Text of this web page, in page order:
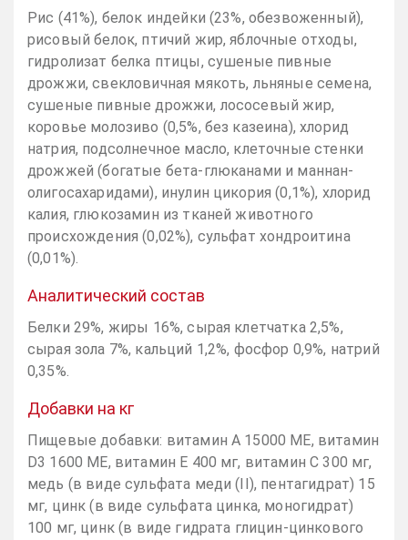
Рис (41%), белок индейки (23%, обезвоженный),
рисовый белок, птичий жир, яблочные отходы,
гидролизат белка птицы, сушеные пивные
дрожжи, свекловичная мякоть, льняные семена,
сушеные пивные дрожжи, лососевый жир,
коровье молозиво (0,5%, без казеина), хлорид
натрия, подсолнечное масло, клеточные стенки
дрожжей (богатые бета-глюканами и маннан-
олигосахаридами), инулин цикория (0,1%), хлорид
калия, глюкозамин из тканей животного
происхождения (0,02%), сульфат хондроитина
(0,01%).
Аналитический состав
Белки 29%, жиры 16%, сырая клетчатка 2,5%,
сырая зола 7%, кальций 1,2%, фосфор 0,9%, натрий
0,35%.
Добавки на кг
Пищевые добавки: витамин А 15000 МЕ, витамин
D3 1600 МЕ, витамин Е 400 мг, витамин С 300 мг,
медь (в виде сульфата меди (II), пентагидрат) 15
мг, цинк (в виде сульфата цинка, моногидрат)
100 мг, цинк (в виде гидрата глицин-цинкового